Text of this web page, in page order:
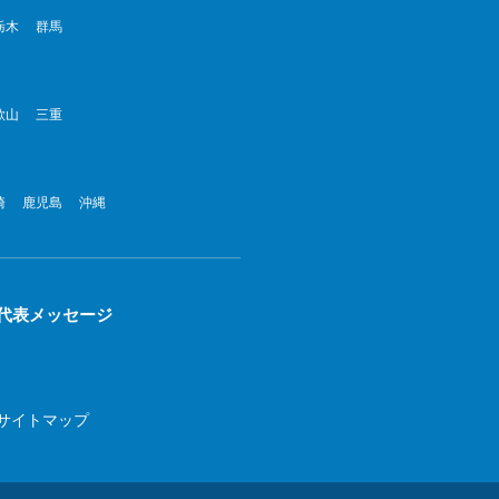
年8月
年6月
年4月
年3月
年2月
木 群馬
山 三重
鹿児島 沖縄
表メッセージ
イトマップ